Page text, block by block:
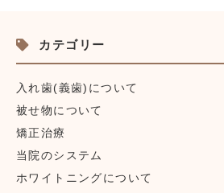
カテゴリー
入れ歯(義歯)について
被せ物について
矯正治療
当院のシステム
ホワイトニングについて